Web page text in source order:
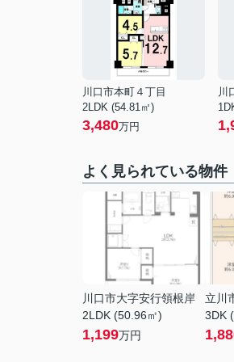
川口市本町４丁目
2LDK (54.81㎡)
3,480万円
川
よく見られている物件
川口市大字安行領根岸
2LDK (50.96㎡)
1,199万円
立川
3DK